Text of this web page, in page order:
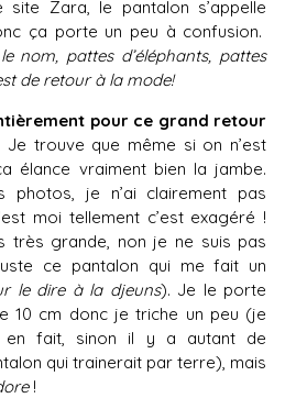
Zara, le pantalon s’appelle
ça porte un peu à confusion.
nom, pattes d’éléphants, pattes
de retour à la mode!
pour ce grand retour
Je trouve que même si on n’est
élance vraiment bien la jambe.
photos, je n’ai clairement pas
moi tellement c’est exagéré !
très grande, non je ne suis pas
ce pantalon qui me fait un
le dire à la djeuns). Je le porte
10 cm donc je triche un peu (je
en fait, sinon il y a autant de
qui trainerait par terre), mais
!